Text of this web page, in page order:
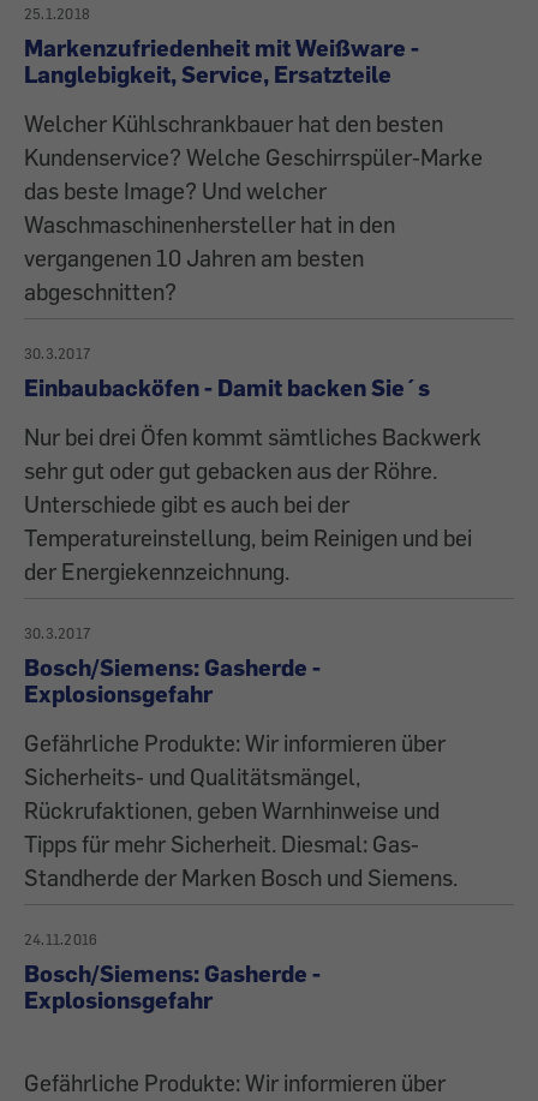
25.1.2018
Markenzufriedenheit mit Weißware -
Langlebigkeit, Service, Ersatzteile
Welcher Kühlschrankbauer hat den besten
Kundenservice? Welche Geschirrspüler-Marke
das beste Image? Und welcher
Waschmaschinenhersteller hat in den
vergangenen 10 Jahren am besten
abgeschnitten?
30.3.2017
Einbaubacköfen - Damit backen Sie´s
Nur bei drei Öfen kommt sämtliches Backwerk
sehr gut oder gut gebacken aus der Röhre.
Unterschiede gibt es auch bei der
Temperatureinstellung, beim Reinigen und bei
der Energiekennzeichnung.
30.3.2017
Bosch/Siemens: Gasherde -
Explosionsgefahr
Gefährliche Produkte: Wir informieren über
Sicherheits- und Qualitätsmängel,
Rückrufaktionen, geben Warnhinweise und
Tipps für mehr Sicherheit. Diesmal: Gas-
Standherde der Marken Bosch und Siemens.
24.11.2016
Bosch/Siemens: Gasherde -
Explosionsgefahr
Gefährliche Produkte: Wir informieren über